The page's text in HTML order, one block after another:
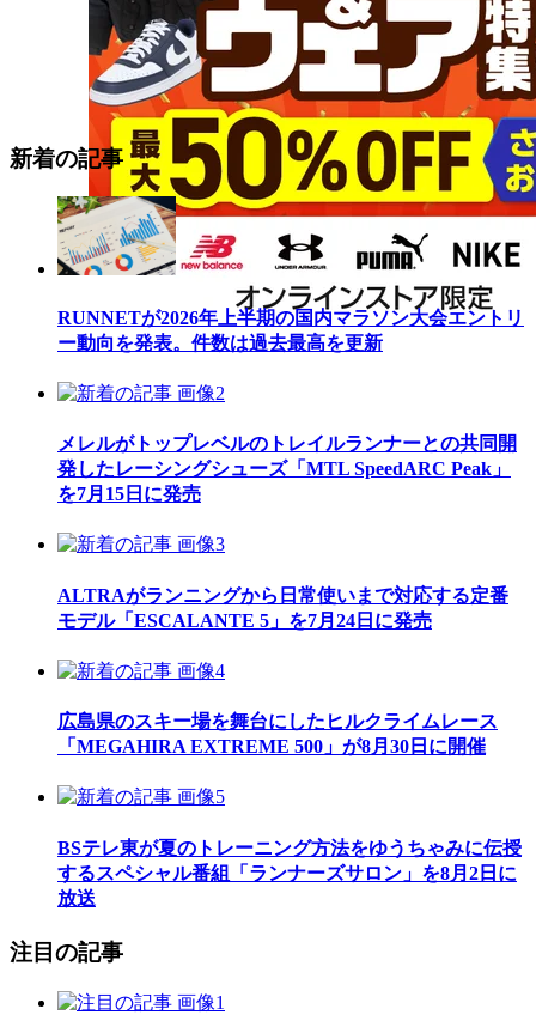
新着の記事
RUNNETが2026年上半期の国内マラソン大会エントリ
ー動向を発表。件数は過去最高を更新
メレルがトップレベルのトレイルランナーとの共同開
発したレーシングシューズ「MTL SpeedARC Peak」
を7月15日に発売
ALTRAがランニングから日常使いまで対応する定番
モデル「ESCALANTE 5」を7月24日に発売
広島県のスキー場を舞台にしたヒルクライムレース
「MEGAHIRA EXTREME 500」が8月30日に開催
BSテレ東が夏のトレーニング方法をゆうちゃみに伝授
するスペシャル番組「ランナーズサロン」を8月2日に
放送
注目の記事